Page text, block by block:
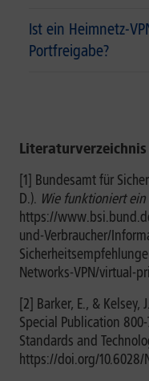
Ist ein Heimnetz-
Portfreigabe?
Literaturverzeichnis
[1] Bundesamt für
D.). Wie funktioniert ein
https://
und-Verbraucher/
Networks-VPN/virtual-
[2] Barker, E., & Kelsey,
Special Publication
Standards and
https://doi.org/10.6028/